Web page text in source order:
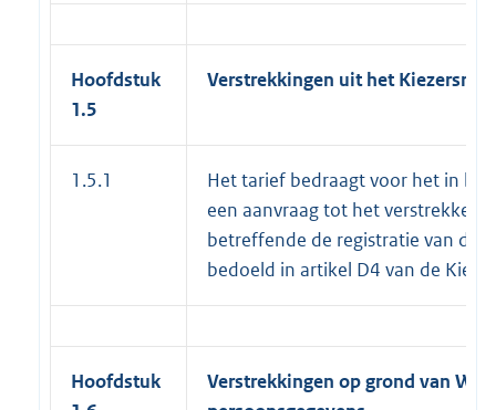
Hoofdstuk
1.5
Verstrekkingen uit het
1.5.1
Het tarief bedraagt voor het in
een aanvraag tot het verstrekken
betreffende de registratie van de
bedoeld in artikel D4 van de
Hoofdstuk
Verstrekkingen op grond van Wet